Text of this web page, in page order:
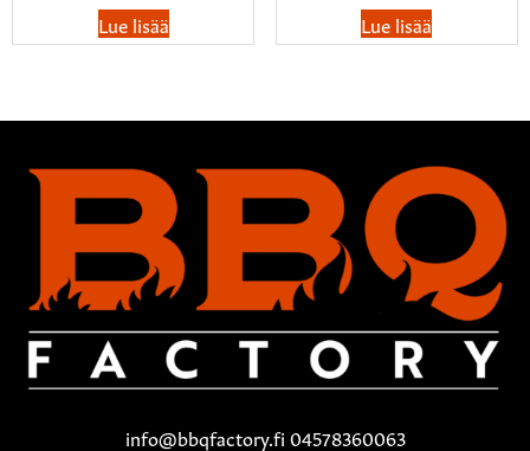
Lue lisää Lue lisää
info@bbqfactory.fi 04578360063